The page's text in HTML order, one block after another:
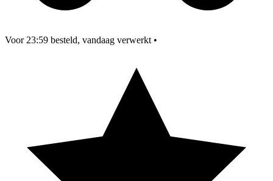
Voor 23:59 besteld, vandaag verwerkt •